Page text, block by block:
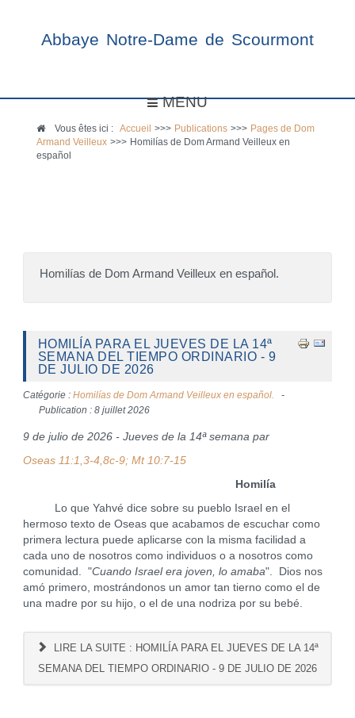
Abbaye Notre-Dame de Scourmont
MENU
Vous êtes ici :Accueil >>> Publications >>> Pages de Dom
Armand Veilleux >>> Homilías de Dom Armand Veilleux en
español
Homilías de Dom Armand Veilleux en español.
HOMILÍA PARA EL JUEVES DE LA 14ª
SEMANA DEL TIEMPO ORDINARIO - 9
DE JULIO DE 2026
Catégorie : Homilías de Dom Armand Veilleux en español.
Publication : 8 juillet 2026
9 de julio de 2026 - Jueves de la 14ª semana par
Oseas 11:1,3-4,8c-9; Mt 10:7-15
Homilía
Lo que Yahvé dice sobre su pueblo Israel en el
hermoso texto de Oseas que acabamos de escuchar como
primera lectura puede aplicarse con la misma facilidad a
cada uno de nosotros como individuos o a nosotros como
comunidad. "Cuando Israel era joven, lo amaba". Dios nos
amó primero, mostrándonos un amor tan tierno como el de
una madre por su hijo, o el de una nodriza por su bebé.
LIRE LA SUITE : HOMILÍA PARA EL JUEVES DE LA 14ª
SEMANA DEL TIEMPO ORDINARIO - 9 DE JULIO DE 2026